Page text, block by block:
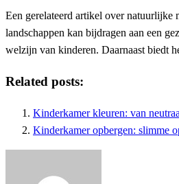
Een gerelateerd artikel over natuurlijke
landschappen kan bijdragen aan een
welzijn van kinderen. Daarnaast biedt
Related posts:
Kinderkamer kleuren: van
Kinderkamer opbergen: slimme